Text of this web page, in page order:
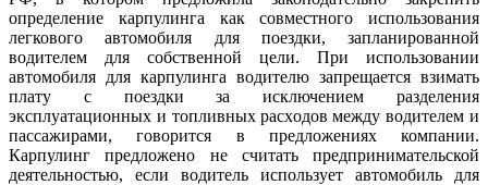
определение карпулинга как совместного использования
легкового автомобиля для поездки, запланированной
водителем для собственной цели. При использовании
автомобиля для карпулинга водителю запрещается взимать
плату с поездки за исключением разделения
эксплуатационных и топливных расходов между водителем и
пассажирами, говорится в предложениях компании.
Карпулинг предложено не считать предпринимательской
деятельностью, если водитель использует автомобиль для